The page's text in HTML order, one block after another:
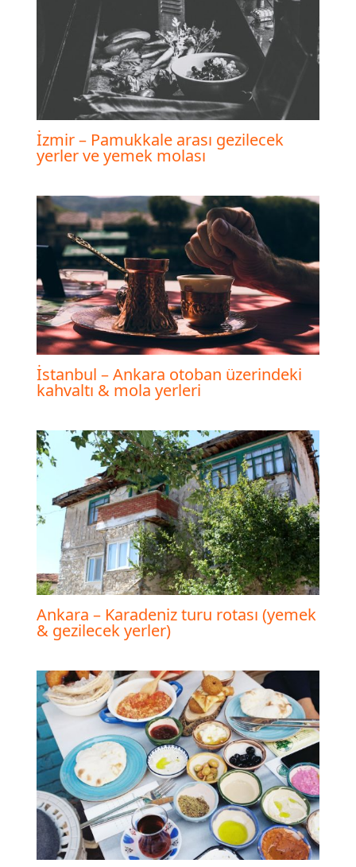
İzmir – Pamukkale arası gezilecek
yerler ve yemek molası
İstanbul – Ankara otoban üzerindeki
kahvaltı & mola yerleri
Ankara – Karadeniz turu rotası (yemek
& gezilecek yerler)